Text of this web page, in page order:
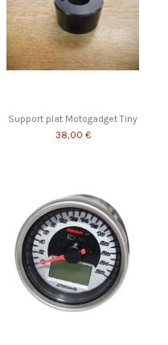
Support plat Motogadget Tiny
38,00 €